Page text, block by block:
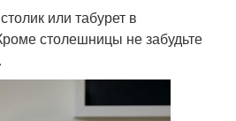
или табурет в
столешницы не забудьте